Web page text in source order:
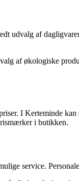
udvalg af
af økologiske
I Kerteminde
i butikken.
service.